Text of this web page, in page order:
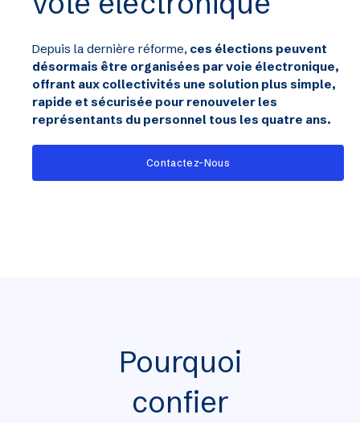
Depuis la dernière réforme, ces élections peuvent
désormais être organisées par voie électronique,
offrant aux collectivités une solution plus simple,
rapide et sécurisée pour renouveler les
représentants du personnel tous les quatre ans.
Contactez-Nous
Pourquoi
confier